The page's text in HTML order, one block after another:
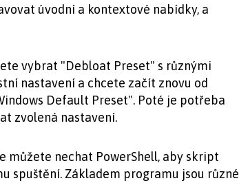
úvodní a kontextové nabídky, a
vybrat "Debloat Preset" s různými
nastavení a chcete začít znovu od
Default Preset". Poté je potřeba
zvolená nastavení.
můžete nechat PowerShell, aby skript
spuštění. Základem programu jsou různé